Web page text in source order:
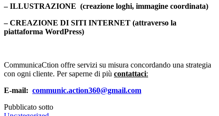
– ILLUSTRAZIONE (creazione loghi, immagine coordinata)
– CREAZIONE DI SITI INTERNET (attraverso la
piattaforma WordPress)
CommunicaCtion offre servizi su misura concordando una strategia
con ogni cliente. Per saperne di più contattaci:
E-mail: communic.action360@gmail.com
Pubblicato sotto